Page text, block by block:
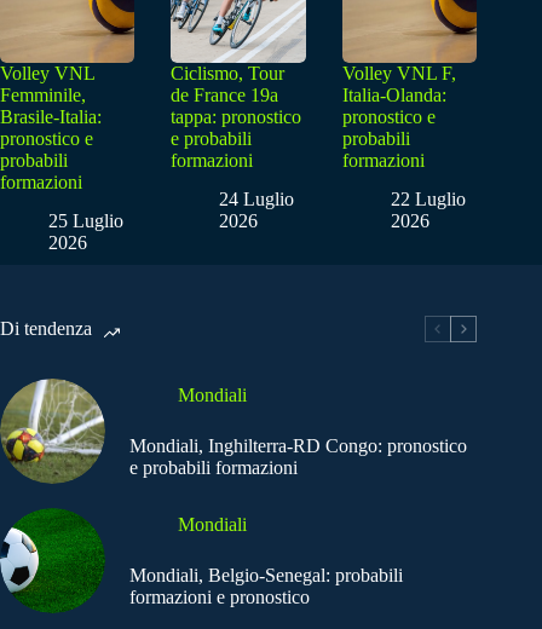
Volley VNL
Femminile,
Brasile-Italia:
pronostico e
probabili
formazioni
25 Luglio
2026
Ciclismo, Tour
de France 19a
tappa: pronostico
e probabili
formazioni
24 Luglio
2026
Volley VNL F,
Italia-Olanda:
pronostico e
probabili
formazioni
22 Luglio
2026
Di tendenza
Mondiali
Mondiali, Inghilterra-RD Congo: pronostico
e probabili formazioni
Mondiali
Mondiali, Belgio-Senegal: probabili
formazioni e pronostico